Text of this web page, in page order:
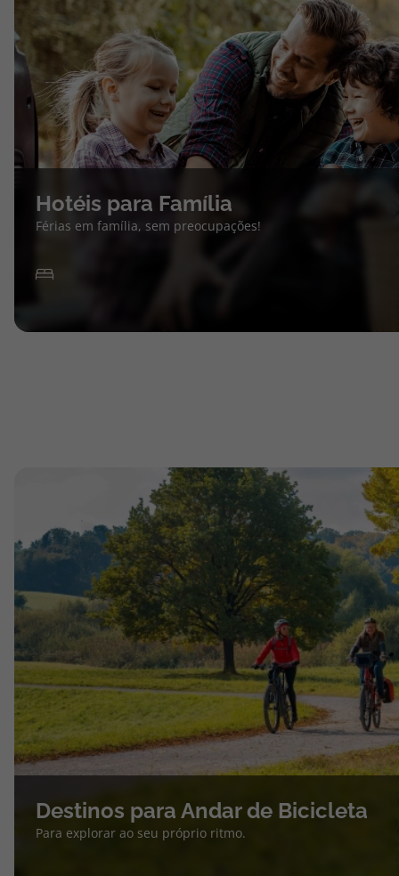
Hotéis para Família
Férias em família, sem preocupações!
Destinos para Andar de Bicicleta
Para explorar ao seu próprio ritmo.